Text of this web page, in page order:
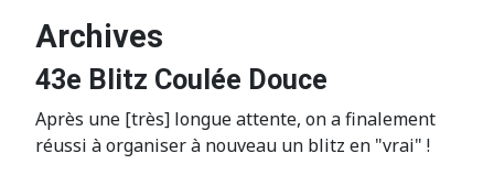
Archives
43e Blitz Coulée Douce
Après une [très] longue attente, on a finalement
réussi à organiser à nouveau un blitz en "vrai" !